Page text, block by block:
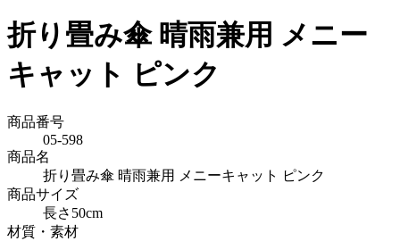
折り畳み傘 晴雨兼用 メニー
キャット ピンク
商品番号
05-598
商品名
折り畳み傘 晴雨兼用 メニーキャット ピンク
商品サイズ
長さ50cm
材質・素材